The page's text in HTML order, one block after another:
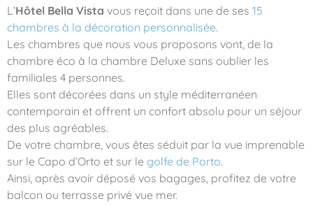
L’Hôtel Bella Vista vous reçoit dans une de ses 15
chambres à la décoration personnalisée.
Les chambres que nous vous proposons vont, de la
chambre éco à la chambre Deluxe sans oublier les
familiales 4 personnes.
Elles sont décorées dans un style méditerranéen
contemporain et offrent un confort absolu pour un séjour
des plus agréables.
De votre chambre, vous êtes séduit par la vue imprenable
sur le Capo d’Orto et sur le golfe de Porto.
Ainsi, après avoir déposé vos bagages, profitez de votre
balcon ou terrasse privé vue mer.